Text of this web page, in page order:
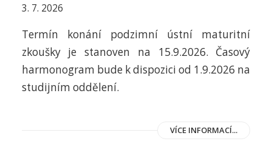
3. 7. 2026
Termín konání podzimní ústní maturitní
zkoušky je stanoven na 15.9.2026. Časový
harmonogram bude k dispozici od 1.9.2026 na
studijním oddělení.
VÍCE INFORMACÍ...